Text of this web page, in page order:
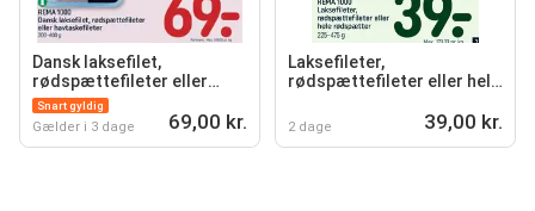
Dansk laksefilet,
rødspættefileter eller
havtaskefileter
Snart gyldig
Gælder i 3 dage 69,00 kr.
Laksefileter,
rødspættefileter eller hele
2 dage 39,00 kr.